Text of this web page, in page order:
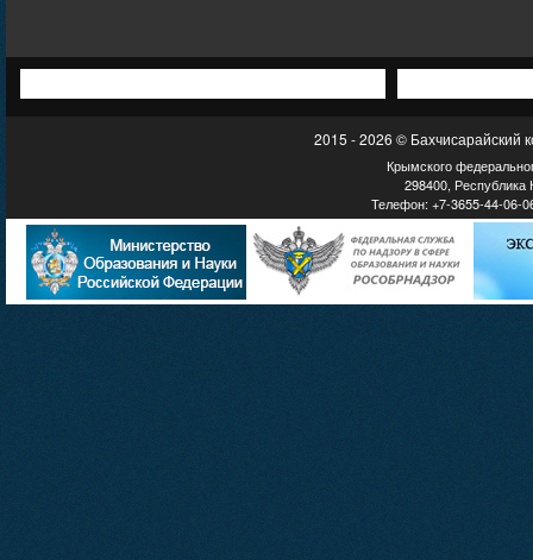
2015 - 2026 © Бахчисарайский
Крымского
298400, Республика
Телефон: +7-3655-44-06-